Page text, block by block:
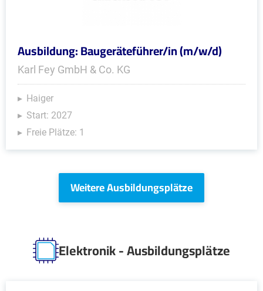
Ausbildung: Baugeräteführer/in (m/w/d)
Karl Fey GmbH & Co. KG
Haiger
Start: 2027
Freie Plätze: 1
Weitere Ausbildungsplätze
Elektronik - Ausbildungsplätze